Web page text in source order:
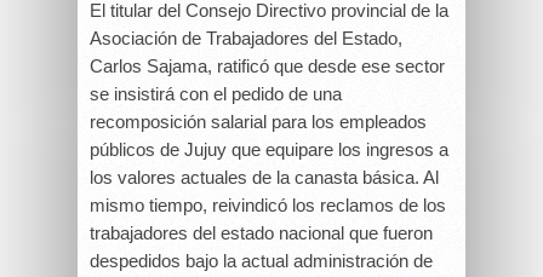
El titular del Consejo Directivo provincial de la
Asociación de Trabajadores del Estado,
Carlos Sajama, ratificó que desde ese sector
se insistirá con el pedido de una
recomposición salarial para los empleados
públicos de Jujuy que equipare los ingresos a
los valores actuales de la canasta básica. Al
mismo tiempo, reivindicó los reclamos de los
trabajadores del estado nacional que fueron
despedidos bajo la actual administración de